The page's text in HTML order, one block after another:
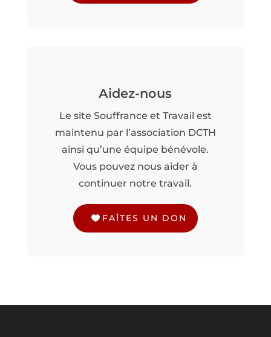
Aidez-nous
Le site Souffrance et Travail est
maintenu par l’association DCTH
ainsi qu’une équipe bénévole.
Vous pouvez nous aider à
continuer notre travail.
FAÎTES UN DON